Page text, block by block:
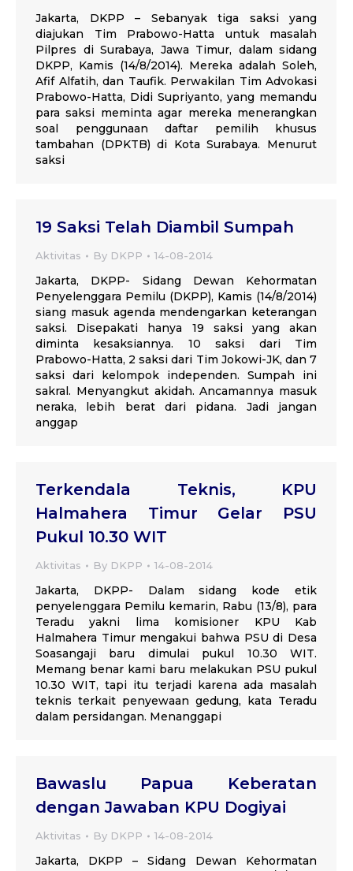
Jakarta, DKPP – Sebanyak tiga saksi yang
diajukan Tim Prabowo-Hatta untuk masalah
Pilpres di Surabaya, Jawa Timur, dalam sidang
DKPP, Kamis (14/8/2014). Mereka adalah Soleh,
Afif Alfatih, dan Taufik. Perwakilan Tim Advokasi
Prabowo-Hatta, Didi Supriyanto, yang memandu
para saksi meminta agar mereka menerangkan
soal penggunaan daftar pemilih khusus
tambahan (DPKTB) di Kota Surabaya. Menurut
saksi
19 Saksi Telah Diambil Sumpah
Aktivitas By DKPP 14-08-2014
Jakarta, DKPP- Sidang Dewan Kehormatan
Penyelenggara Pemilu (DKPP), Kamis (14/8/2014)
siang masuk agenda mendengarkan keterangan
saksi. Disepakati hanya 19 saksi yang akan
diminta kesaksiannya. 10 saksi dari Tim
Prabowo-Hatta, 2 saksi dari Tim Jokowi-JK, dan 7
saksi dari kelompok independen. Sumpah ini
sakral. Menyangkut akidah. Ancamannya masuk
neraka, lebih berat dari pidana. Jadi jangan
anggap
Terkendala Teknis, KPU
Halmahera Timur Gelar PSU
Pukul 10.30 WIT
Aktivitas By DKPP 14-08-2014
Jakarta, DKPP- Dalam sidang kode etik
penyelenggara Pemilu kemarin, Rabu (13/8), para
Teradu yakni lima komisioner KPU Kab
Halmahera Timur mengakui bahwa PSU di Desa
Soasangaji baru dimulai pukul 10.30 WIT.
Memang benar kami baru melakukan PSU pukul
10.30 WIT, tapi itu terjadi karena ada masalah
teknis terkait penyewaan gedung, kata Teradu
dalam persidangan. Menanggapi
Bawaslu Papua Keberatan
dengan Jawaban KPU Dogiyai
Aktivitas By DKPP 14-08-2014
Jakarta, DKPP – Sidang Dewan Kehormatan